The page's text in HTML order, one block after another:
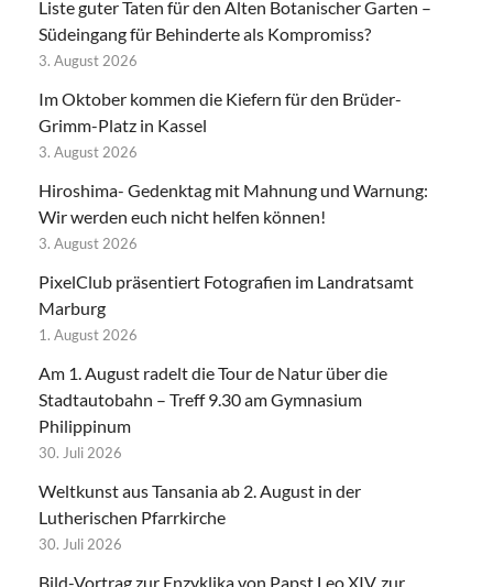
Liste guter Taten für den Alten Botanischer Garten –
Südeingang für Behinderte als Kompromiss?
3. August 2026
Im Oktober kommen die Kiefern für den Brüder-
Grimm-Platz in Kassel
3. August 2026
Hiroshima- Gedenktag mit Mahnung und Warnung:
Wir werden euch nicht helfen können!
3. August 2026
PixelClub präsentiert Fotografien im Landratsamt
Marburg
1. August 2026
Am 1. August radelt die Tour de Natur über die
Stadtautobahn – Treff 9.30 am Gymnasium
Philippinum
30. Juli 2026
Weltkunst aus Tansania ab 2. August in der
Lutherischen Pfarrkirche
30. Juli 2026
Bild-Vortrag zur Enzyklika von Papst Leo XIV. zur